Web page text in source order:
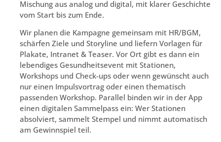
Mischung aus analog und digital, mit klarer Geschichte
vom Start bis zum Ende.
Wir planen die Kampagne gemeinsam mit HR/BGM,
schärfen Ziele und Storyline und liefern Vorlagen für
Plakate, Intranet & Teaser. Vor Ort gibt es dann ein
lebendiges Gesundheitsevent mit Stationen,
Workshops und Check-ups oder wenn gewünscht auch
nur einen Impulsvortrag oder einen thematisch
passenden Workshop. Parallel binden wir in der App
einen digitalen Sammelpass ein: Wer Stationen
absolviert, sammelt Stempel und nimmt automatisch
am Gewinnspiel teil.